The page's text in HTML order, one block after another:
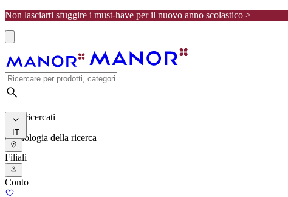
Non lasciarti sfuggire i must-have per il nuovo anno scolastico >
I più ricercati
Cronologia della ricerca
IT
Filiali
Conto